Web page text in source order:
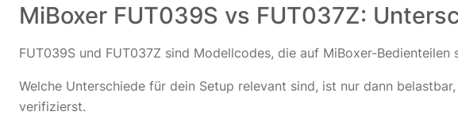
MiBoxer FUT039S vs FUT037Z:
FUT039S und FUT037Z sind Modellcodes, die auf MiBoxer-Bedienteilen
Welche Unterschiede für dein Setup relevant sind, ist nur dann
verifizierst.